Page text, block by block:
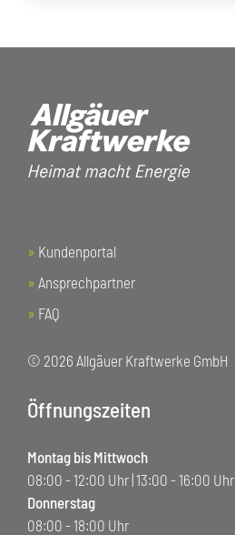
» Kundenportal
» Ansprechpartner
» FAQ
© 2026 Allgäuer Kraftwerke GmbH
Öffnungszeiten
Montag bis Mittwoch
08:00 - 12:00 Uhr | 13:00 - 16:00 Uhr
Donnerstag
08:00 - 18:00 Uhr